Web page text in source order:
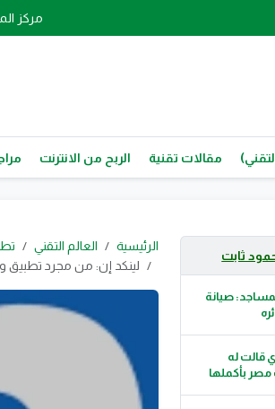
مركز
مقالات تقنية الربح من الانترنت
ثابت
صيانة
قالت له
مصر بأكملها
الرئيسية العالم التقني
لينكد إن: من مجرد تطبيق